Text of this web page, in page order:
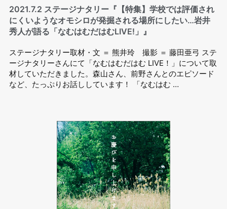
2021.7.2 ステージナタリー『【特集】学校では評価され
にくいようなオモシロが発掘される場所にしたい…岩井
秀人が語る「なむはむだはむLIVE!」』
ステージナタリー取材・文 ＝ 熊井玲 撮影 ＝ 藤田亜弓 ステ
ージナタリーさんにて「なむはむだはむ LIVE！」について取
材していただきました。森山さん、前野さんとのエピソード
など、たっぷりお話ししています！ 「なむはむ …